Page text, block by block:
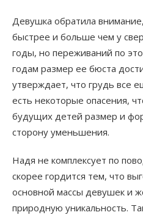
Девушка обратила
быстрее и больше чем у
годы, но переживаний по
годам размер ее бюста
утверждает, что грудь все
есть некоторые опасения,
будущих детей размер и
сторону уменьшения.
Надя не комплексует по
скорее гордится тем, что
основной массы девушек и
природную уникальность.